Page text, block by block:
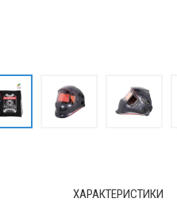
ХАРАКТЕРИСТИКИ